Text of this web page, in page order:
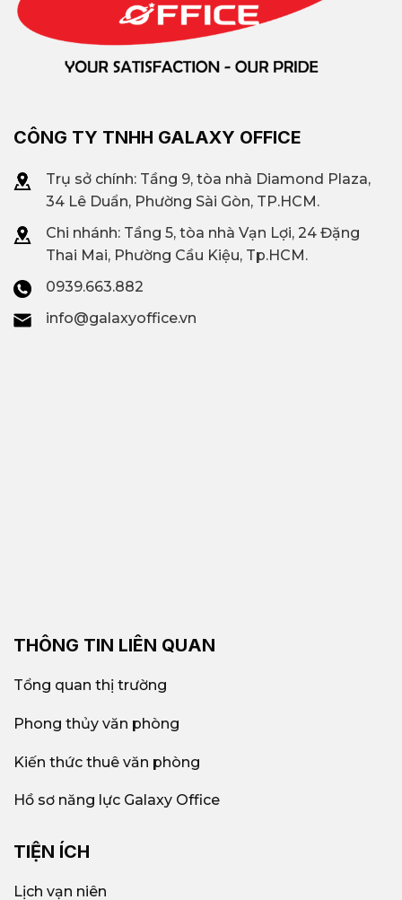
CÔNG TY TNHH GALAXY OFFICE
Trụ sở chính: Tầng 9, tòa nhà Diamond Plaza,
34 Lê Duẩn, Phường Sài Gòn, TP.HCM.
Chi nhánh: Tầng 5, tòa nhà Vạn Lợi, 24 Đặng
Thai Mai, Phường Cầu Kiệu, Tp.HCM.
0939.663.882
info@galaxyoffice.vn
THÔNG TIN LIÊN QUAN
Tổng quan thị trường
Phong thủy văn phòng
Kiến thức thuê văn phòng
Hồ sơ năng lực Galaxy Office
TIỆN ÍCH
Lịch vạn niên